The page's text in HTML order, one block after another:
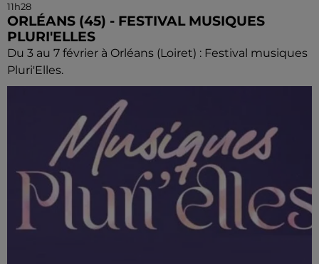
11h28
ORLÉANS (45) - FESTIVAL MUSIQUES
PLURI'ELLES
Du 3 au 7 février à Orléans (Loiret) : Festival musiques
Pluri'Elles.